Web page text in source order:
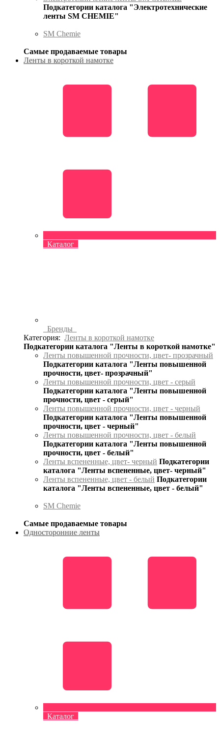
Подкатегории каталога "Электротехнические
ленты SM CHEMIE"
SM Chemie
Самые продаваемые товары
Ленты в короткой намотке
Каталог
Бренды
Категория: Ленты в короткой намотке
Подкатегории каталога "Ленты в короткой намотке"
Ленты повышенной прочности, цвет- прозрачный
Подкатегории каталога "Ленты повышенной
прочности, цвет- прозрачный"
Ленты повышенной прочности, цвет - серый
Подкатегории каталога "Ленты повышенной
прочности, цвет - серый"
Ленты повышенной прочности, цвет - черный
Подкатегории каталога "Ленты повышенной
прочности, цвет - черный"
Ленты повышенной прочности, цвет - белый
Подкатегории каталога "Ленты повышенной
прочности, цвет - белый"
Ленты вспененные, цвет- черный Подкатегории
каталога "Ленты вспененные, цвет- черный"
Ленты вспененные, цвет - белый Подкатегории
каталога "Ленты вспененные, цвет - белый"
SM Chemie
Самые продаваемые товары
Односторонние ленты
Каталог